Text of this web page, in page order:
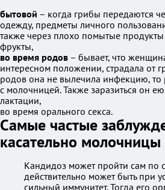
бытовой – когда грибы передаются
одежду, предметы личного
также через плохо помытые
фрукты,
во время родов – бывает, что
интересном положении, страдала от
родов она не вылечила инфекцию, то
с молочницей. Также заразиться он
лактации,
во время орального секса.
Самые частые
касательно молочницы
Кандидоз может пройти сам по
действительно может быть при
сильный иммунитет. Тогда его